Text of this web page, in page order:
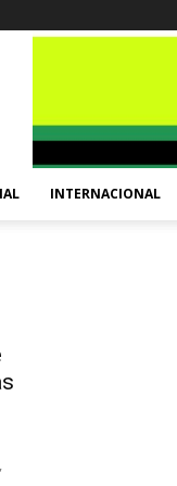
INTERNACIONAL